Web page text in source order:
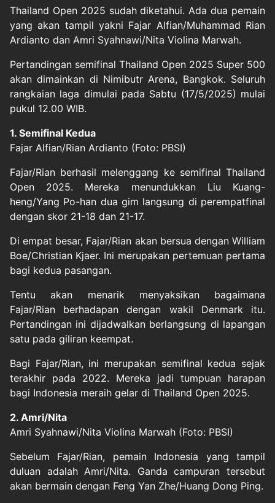
Thailand Open 2025 sudah diketahui. Ada dua pemain
yang akan tampil yakni Fajar Alfian/Muhammad Rian
Ardianto dan Amri Syahnawi/Nita Violina Marwah.
Pertandingan semifinal Thailand Open 2025 Super 500
akan dimainkan di Nimibutr Arena, Bangkok. Seluruh
rangkaian laga dimulai pada Sabtu (17/5/2025) mulai
pukul 12.00 WIB.
1. Semifinal Kedua
Fajar Alfian/Rian Ardianto (Foto: PBSI)
Fajar/Rian berhasil melenggang ke semifinal Thailand
Open 2025. Mereka menundukkan Liu Kuang-
heng/Yang Po-han dua gim langsung di perempatfinal
dengan skor 21-18 dan 21-17.
Di empat besar, Fajar/Rian akan bersua dengan William
Boe/Christian Kjaer. Ini merupakan pertemuan pertama
bagi kedua pasangan.
Tentu akan menarik menyaksikan bagaimana
Fajar/Rian berhadapan dengan wakil Denmark itu.
Pertandingan ini dijadwalkan berlangsung di lapangan
satu pada giliran keempat.
Bagi Fajar/Rian, ini merupakan semifinal kedua sejak
terakhir pada 2022. Mereka jadi tumpuan harapan
bagi Indonesia meraih gelar di Thailand Open 2025.
2. Amri/Nita
Amri Syahnawi/Nita Violina Marwah (Foto: PBSI)
Sebelum Fajar/Rian, pemain Indonesia yang tampil
duluan adalah Amri/Nita. Ganda campuran tersebut
akan bermain dengan Feng Yan Zhe/Huang Dong Ping.